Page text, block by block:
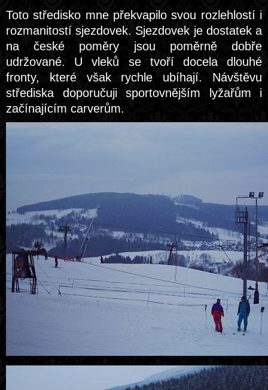
Toto středisko mne překvapilo svou rozlehlostí i
rozmanitostí sjezdovek. Sjezdovek je dostatek a
na české poměry jsou poměrně dobře
udržované. U vleků se tvoří docela dlouhé
fronty, které však rychle ubíhají. Návštěvu
střediska doporučuji sportovnějším lyžařům i
začínajícím carverům.